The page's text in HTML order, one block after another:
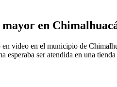
en
video en el municipio de
esperaba ser atendida en una